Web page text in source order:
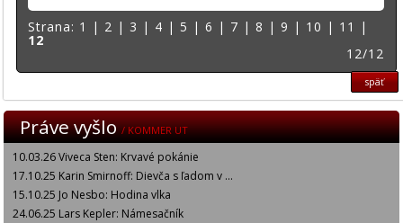
Strana: 1 | 2 | 3 | 4 | 5 |6 | 7 |8 |9 | 10 | 11 |
12
12/12
späť
Práve vyšlo/ KOMMER UT
10.03.26 Viveca Sten: Krvavé pokánie
17.10.25 Karin Smirnoff: Dievča s ľadom v ...
15.10.25 Jo Nesbo: Hodina vlka
24.06.25 Lars Kepler: Námesačník